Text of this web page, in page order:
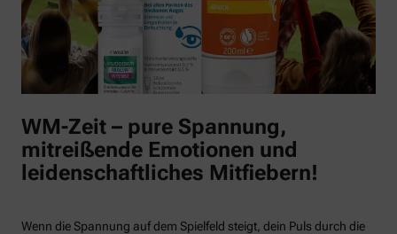
WM-Zeit – pure Spannung,
mitreißende Emotionen und
leidenschaftliches Mitfiebern!
Wenn die Spannung auf dem Spielfeld steigt, dein Puls durch die